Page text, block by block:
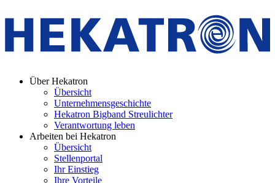
Über Hekatron
Übersicht
Unternehmensgeschichte
Hekatron Bigband Streulichter
Verantwortung leben
Arbeiten bei Hekatron
Übersicht
Stellenportal
Ihr Einstieg
Ihre Vorteile